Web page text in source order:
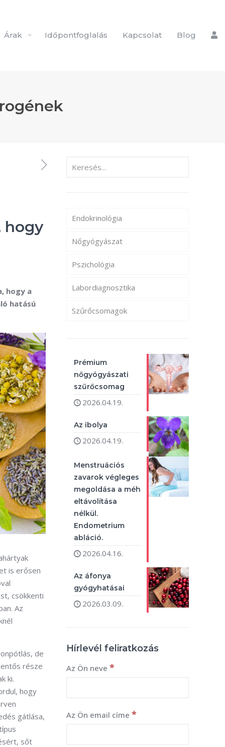
Árak Időpontfoglalás Kapcsolat Blog
hogy
hogy a
hatású
is erősen
csökkenti
Az
de
része
ki.
hogy
gátlása,
sőt
Endokrinológia
Nőgyógyászat
Pszichológia
Labordiagnosztika
Szűrőcsomagok
Prémium
nőgyógyászati
szűrőcsomag
2026.04.19.
Az ibolya
2026.04.19.
Menstruációs
zavarok végleges
megoldása a méh
eltávolítása
nélkül.
Endometrium
abláció.
2026.04.16.
Az áfonya
gyógyhatásai
2026.03.09.
Hírlevél feliratkozás
Az Ön neve *
Az Ön email címe *